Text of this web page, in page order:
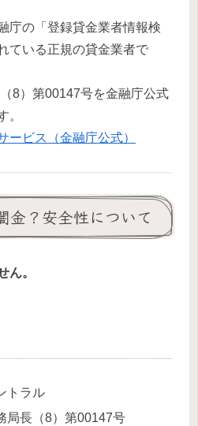
庁の「登録貸金業者情報検
ている正規の貸金業者で
8）第00147号を金融庁公式
。
ービス（金融庁公式）
金？安全性について
ん。
トラル
局長（8）第00147号